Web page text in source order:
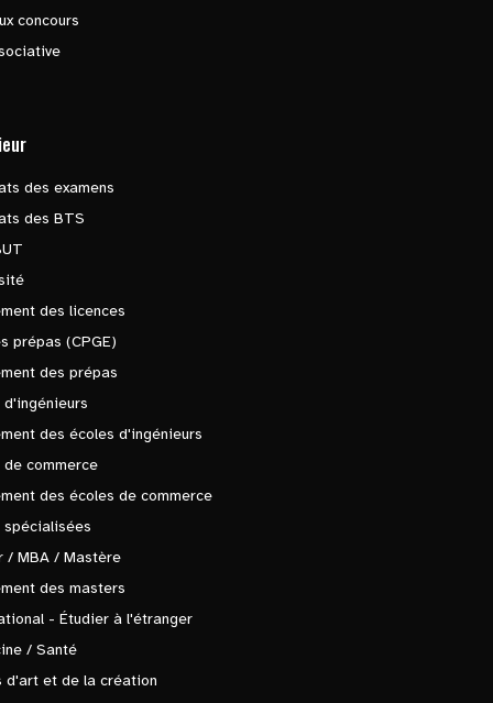
concours
des examens
des BTS
des licences
prépas (CPGE)
des prépas
d'ingénieurs
des écoles d'ingénieurs
de commerce
des écoles de commerce
spécialisées
/ MBA / Mastère
des masters
- Étudier à l'étranger
/ Santé
d'art et de la création